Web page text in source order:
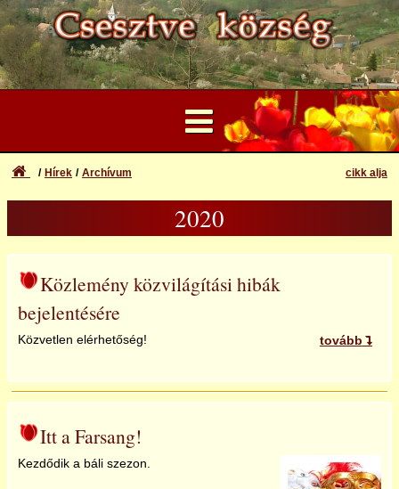
...
2014
2015
2017
Felhasználói Fiók
Elfelejtett azonosító vagy jelszó
cikk alja
Hírek Archívum
2020
Közlemény közvilágítási hibák
bejelentésére
tovább
Közvetlen elérhetőség!
Itt a Farsang!
Kezdődik a báli szezon.